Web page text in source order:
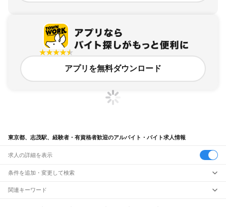
アプリを無料ダウンロード
東京都、志茂駅、経験者・有資格者歓迎のアルバイト・バイト求人情報
求人の詳細を表示
条件を追加・変更して検索
市区町村を追加・変更
関連キーワード